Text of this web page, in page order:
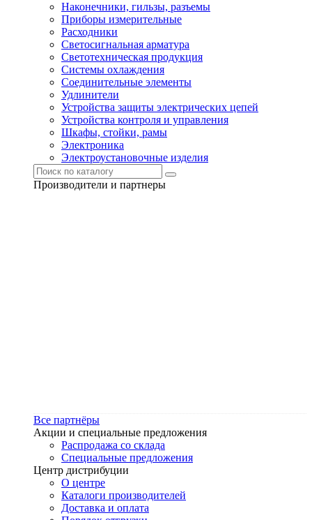
Наконечники, гильзы, разъемы
Приборы измерительные
Расходники
Светосигнальная арматура
Светотехническая продукция
Системы охлаждения
Соединительные элементы
Удлинители
Устройства защиты электрических цепей
Устройства контроля и управления
Шкафы, стойки, рамы
Электроника
Электроустановочные изделия
Производители и партнеры
Все партнёры
Акции и специальные предложения
Распродажа со склада
Специальные предложения
Центр дистрибуции
О центре
Каталоги производителей
Доставка и оплата